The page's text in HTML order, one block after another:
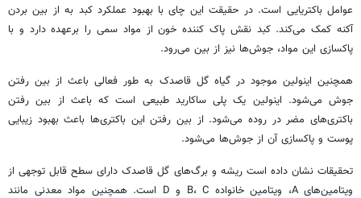
عوامل باکتریایی است. در حقیقت این چای با بهبود عملکرد کبد به از بین بردن
آکنه کمک می‌کند. کبد نقش پاک کننده خون از مواد سمی را برعهده دارد و با
پاکسازی این مواد، جوش‌ها نیز از بین می‌رود.
همچنین اینولین موجود در گیاه گل قاصدک به طور فعالی باعث از بین رفتن
جوش می‌شود. اینولین یک پلی ساکارید طبیعی است که باعث از بین رفتن
باکتری‌های مضر در روده می‌شود. از بین رفتن این باکتری‌ها باعث بهبود زیبایی
پوست و پاکسازی آن از جوش‌ها می‌شود.
تحقیقات نشان داده است ریشه و برگ‌های گل قاصدک دارای سطح قابل توجهی از
ویتامین‌های A، ویتامین خانواده B، C و D است. همچنین مواد معدنی مانند